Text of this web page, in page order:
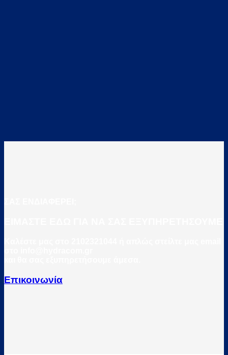
Επικοινωνία